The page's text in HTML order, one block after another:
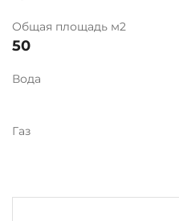
Общая площадь м2
50
Вода
Газ